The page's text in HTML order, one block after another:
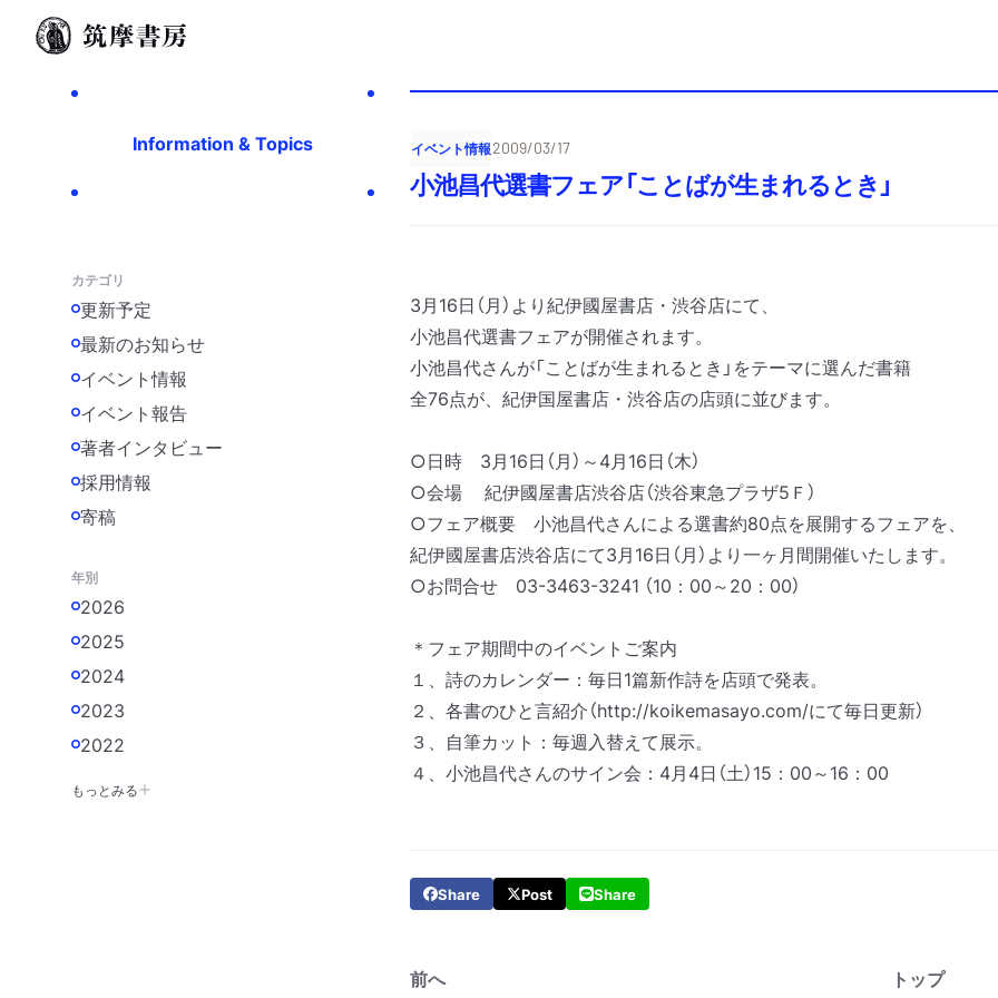
Information & Topics
カテゴリ
更新予定
最新のお知らせ
イベント情報
イベント報告
著者インタビュー
採用情報
寄稿
年別
2026
2025
2024
2023
2022
もっとみる
イベント情報2009/03/17
小池昌代選書フェア「ことばが生まれるとき」
3月16日（月）より紀伊國屋書店・渋谷店にて、
小池昌代選書フェアが開催されます。
小池昌代さんが「ことばが生まれるとき」をテーマに選んだ書籍
全76点が、紀伊国屋書店・渋谷店の店頭に並びます。
○日時 3月16日（月）～4月16日（木）
○会場 紀伊國屋書店渋谷店（渋谷東急プラザ5Ｆ）
○フェア概要 小池昌代さんによる選書約80点を展開するフェアを、
紀伊國屋書店渋谷店にて3月16日（月）より一ヶ月間開催いたします。
○お問合せ 03-3463-3241 （10：00～20：00）
＊フェア期間中のイベントご案内
１、詩のカレンダー：毎日1篇新作詩を店頭で発表。
２、各書のひと言紹介（http://koikemasayo.com/にて毎日更新）
３、自筆カット：毎週入替えて展示。
４、小池昌代さんのサイン会：4月4日（土）15：00～16：00
Share Post Share
前へ トップ